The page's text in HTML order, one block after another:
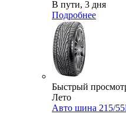
В пути, 3 дня
Подробнее
Быстрый
Лето
Авто шина 215/